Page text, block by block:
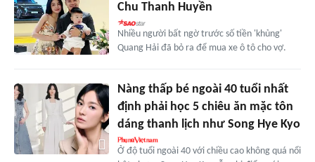
Chu Thanh Huyền
Nhiều người bất ngờ trước số tiền 'khủng'
Quang Hải đã bỏ ra để mua xe ô tô cho vợ.
Nàng thấp bé ngoài 40 tuổi nhất
định phải học 5 chiêu ăn mặc tôn
dáng thanh lịch như Song Hye Kyo
Ở độ tuổi ngoài 40 với chiều cao không quá nổi